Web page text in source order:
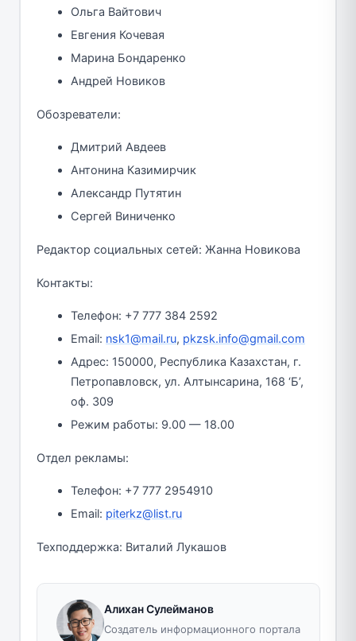
Ольга Вайтович
Евгения Кочевая
Марина Бондаренко
Андрей Новиков
Обозреватели:
Дмитрий Авдеев
Антонина Казимирчик
Александр Путятин
Сергей Виниченко
Редактор социальных сетей: Жанна Новикова
Контакты:
Телефон: +7 777 384 2592
Email: nsk1@mail.ru, pkzsk.info@gmail.com
Адрес: 150000, Республика Казахстан, г.
Петропавловск, ул. Алтынсарина, 168 ‘Б’,
оф. 309
Режим работы: 9.00 — 18.00
Отдел рекламы:
Телефон: +7 777 2954910
Email: piterkz@list.ru
Техподдержка: Виталий Лукашов
Алихан Сулейманов
Создатель информационного портала